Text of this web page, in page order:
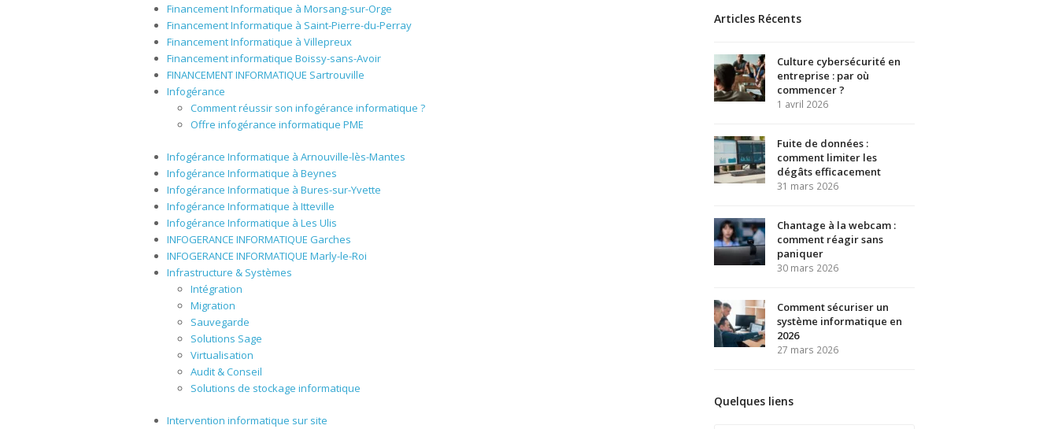
Financement Informatique à Morsang-sur-Orge
Financement Informatique à Saint-Pierre-du-Perray
Financement Informatique à Villepreux
Financement informatique Boissy-sans-Avoir
FINANCEMENT INFORMATIQUE Sartrouville
Infogérance
Comment réussir son infogérance informatique ?
Offre infogérance informatique PME
Infogérance Informatique à Arnouville-lès-Mantes
Infogérance Informatique à Beynes
Infogérance Informatique à Bures-sur-Yvette
Infogérance Informatique à Itteville
Infogérance Informatique à Les Ulis
INFOGERANCE INFORMATIQUE Garches
INFOGERANCE INFORMATIQUE Marly-le-Roi
Infrastructure & Systèmes
Intégration
Migration
Sauvegarde
Solutions Sage
Virtualisation
Audit & Conseil
Solutions de stockage informatique
Intervention informatique sur site
Articles Récents
Culture cybersécurité en
entreprise : par où
commencer ?
1 avril 2026
Fuite de données :
comment limiter les
dégâts efficacement
31 mars 2026
Chantage à la webcam :
comment réagir sans
paniquer
30 mars 2026
Comment sécuriser un
système informatique en
2026
27 mars 2026
Quelques liens